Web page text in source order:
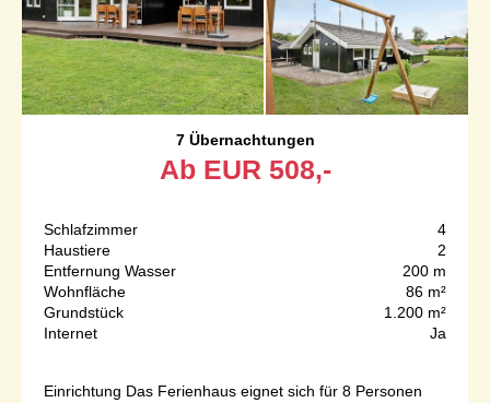
7 Übernachtungen
Ab EUR 508,-
Schlafzimmer
4
Haustiere
2
Entfernung Wasser
200 m
Wohnfläche
86 m²
Grundstück
1.200 m²
Internet
Ja
Einrichtung Das Ferienhaus eignet sich für 8 Personen